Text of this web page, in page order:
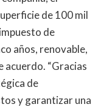
de 100 mil
de
años, renovable,
acuerdo. “Gracias
de
y garantizar una